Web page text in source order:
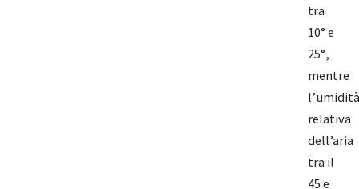
tra
10° e
25°,
mentre
l’umidità
relativa
dell’aria
tra il
45 e